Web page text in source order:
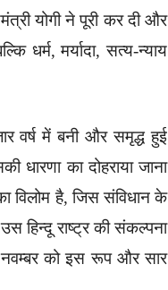
योगी ने पूरी कर दी और
धर्म, मर्यादा, सत्य-न्याय
वर्ष में बनी और समृद्ध हुई
धारणा का दोहराया जाना
विलोम है, जिस संविधान के
हिन्दू राष्ट्र की संकल्पना
नवम्बर को इस रूप और सार